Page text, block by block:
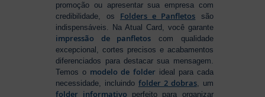
promoção ou apresentar sua empresa com
credibilidade, os Folders e Panfletos são
indispensáveis. Na Atual Card, você garante
impressão de panfletos com qualidade
excepcional, cortes precisos e acabamentos
diferenciados para destacar sua mensagem.
Temos o modelo de folder ideal para cada
necessidade, incluindofolder 2 dobras, um
folder informativo perfeito para organizar